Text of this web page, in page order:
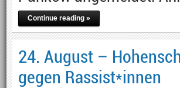
Continue reading »
24. August –
gegen Rassist*innen